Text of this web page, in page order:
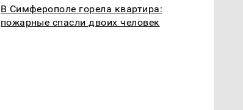
В Симферополе горела квартира:
пожарные спасли двоих человек